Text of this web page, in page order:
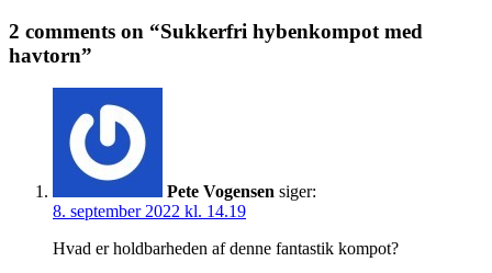
2 comments on “Sukkerfri hybenkompot med
havtorn”
Pete Vogensen siger:
8. september 2022 kl. 14.19
Hvad er holdbarheden af denne fantastik kompot?